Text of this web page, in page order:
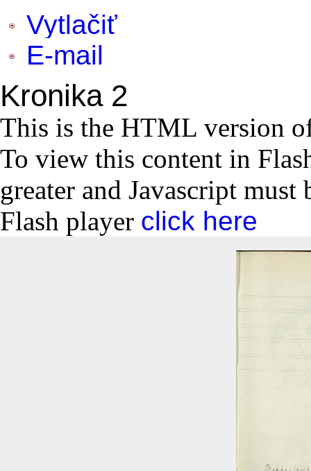
Vytlačiť
E-mail
Kronika 2
This is the HTML version
To view this content in
greater and Javascript
Flash player click here